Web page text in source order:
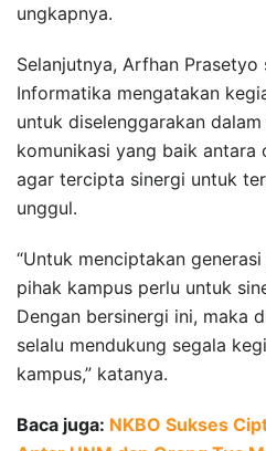
ungkapnya.
Selanjutnya, Arfhan
Informatika mengatakan
untuk diselenggarakan
komunikasi yang baik antara
agar tercipta sinergi untuk
unggul.
“Untuk menciptakan
pihak kampus perlu untuk
Dengan bersinergi ini, maka
selalu mendukung segala
kampus,” katanya.
Baca juga: NKBO Sukses